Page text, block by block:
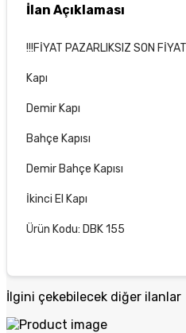
İlan Açıklaması
!!!FİYAT PAZARLIKSIZ SON
Kapı
Demir Kapı
Bahçe Kapısı
Demir Bahçe Kapısı
İkinci El Kapı
Ürün Kodu: DBK 155
İlgini çekebilecek diğer ilanlar